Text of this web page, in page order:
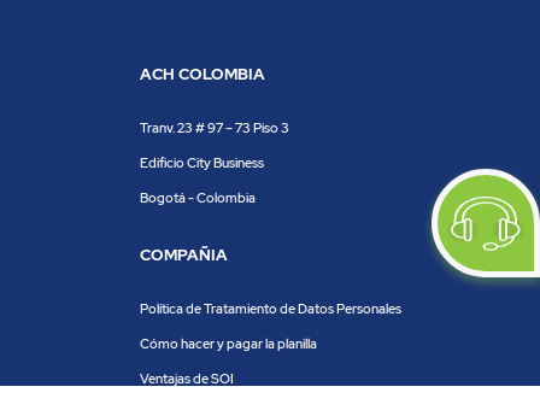
ACH COLOMBIA
Tranv. 23 # 97 – 73 Piso 3
Edificio City Business
Bogotá - Colombia
COMPAÑIA
Política de Tratamiento de Datos Personales
Cómo hacer y pagar la planilla
Ventajas de SOI